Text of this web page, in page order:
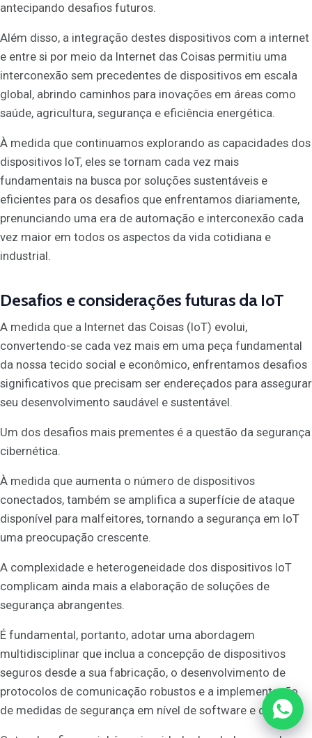
antecipando desafios futuros.
Além disso, a integração destes dispositivos com a internet
e entre si por meio da Internet das Coisas permitiu uma
interconexão sem precedentes de dispositivos em escala
global, abrindo caminhos para inovações em áreas como
saúde, agricultura, segurança e eficiência energética.
À medida que continuamos explorando as capacidades dos
dispositivos IoT, eles se tornam cada vez mais
fundamentais na busca por soluções sustentáveis e
eficientes para os desafios que enfrentamos diariamente,
prenunciando uma era de automação e interconexão cada
vez maior em todos os aspectos da vida cotidiana e
industrial.
Desafios e considerações futuras da IoT
A medida que a Internet das Coisas (IoT) evolui,
convertendo-se cada vez mais em uma peça fundamental
da nossa tecido social e econômico, enfrentamos desafios
significativos que precisam ser endereçados para assegurar
seu desenvolvimento saudável e sustentável.
Um dos desafios mais prementes é a questão da segurança
cibernética.
À medida que aumenta o número de dispositivos
conectados, também se amplifica a superfície de ataque
disponível para malfeitores, tornando a segurança em IoT
uma preocupação crescente.
A complexidade e heterogeneidade dos dispositivos IoT
complicam ainda mais a elaboração de soluções de
segurança abrangentes.
É fundamental, portanto, adotar uma abordagem
multidisciplinar que inclua a concepção de dispositivos
seguros desde a sua fabricação, o desenvolvimento de
protocolos de comunicação robustos e a implementação
de medidas de segurança em nível de software e de rede.